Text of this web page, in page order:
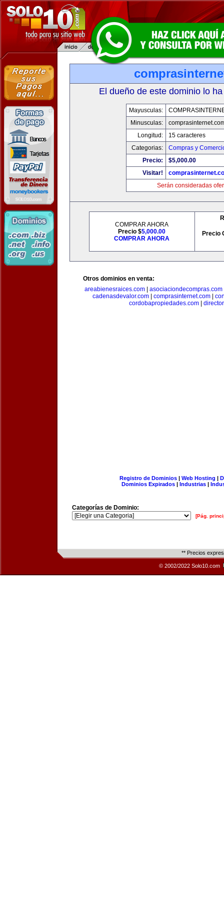
El dueño de este dominio lo
Mayusculas:
Minusculas:
Longitud:
15 caracteres
Categorias:
Compras y
Precio:
$5,000.00
Visitar!
Serán consideradas
COMPRAR AHORA
Precio $5,000.00
COMPRAR AHORA
Precio
Otros dominios en venta:
areabienesraices.com| asociaciondecompras.com
cadenasdevalor.com
comprasinternet.com
cordobapropiedades.com
Registro de Dominios| Web Hosting |
Dominios Expirados | Industrias |
Categorías de Dominio:
[Pág.
** Precios
© 2002/2022 Solo10.com